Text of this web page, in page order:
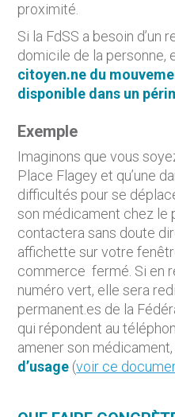
proximité.
Si la FdSS a besoin d’un
domicile de la personne,
citoyen.ne du
disponible dans un
Exemple
Imaginons que vous
Place Flagey et qu’une
difficultés pour se
son médicament chez le
contactera sans doute
affichette sur votre
commerce fermé. Si en
numéro vert, elle sera
permanent.es de la
qui répondent au
amener son médicament,
d’usage (voir ce